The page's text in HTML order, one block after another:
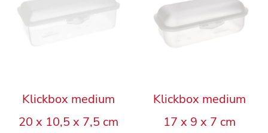
Klickbox medium
17 x 9 x 7 cm
Klickbox medium
20 x 10,5 x 7,5 cm